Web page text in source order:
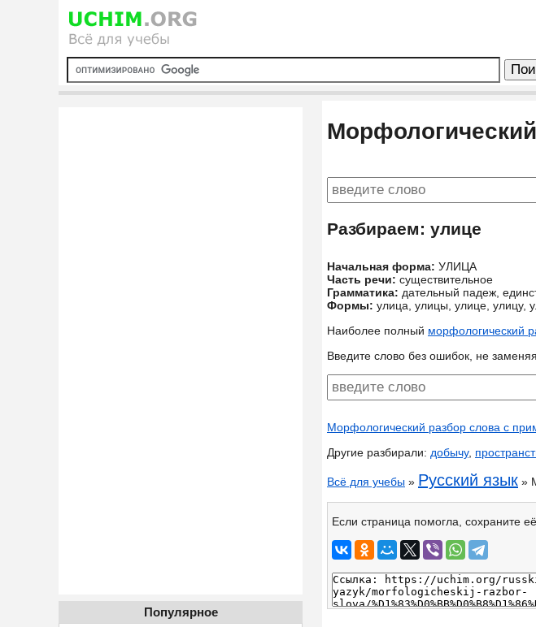
Разбираем: улице
Начальная форма: УЛИЦА
Часть речи: существительное
Грамматика: дательный падеж,
Формы: улица, улицы, улице, улицу,
Наиболее полный морфологический
Введите слово без ошибок, не
Морфологический разбор слова с
Другие разбирали: добычу,
Всё для учебы » Русский язык »
Если страница помогла, сохраните
Популярное